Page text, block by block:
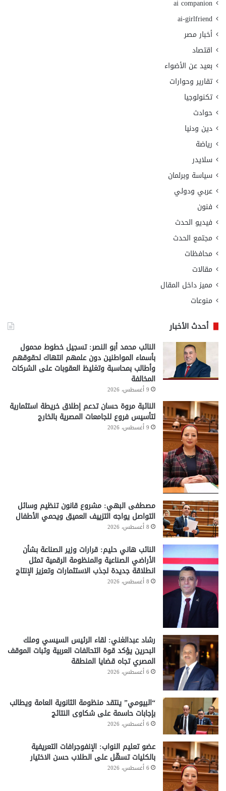
ai companion
ai-girlfriend
أخبار مصر
اقتصاد
بعيد عن الأضواء
تقارير وحوارات
تكنولوجيا
حوادث
دين ودنيا
رياضة
سلايدر
سياسة وبرلمان
عربي ودولي
فنون
فيديو الحدث
مجتمع الحدث
محافظات
مقالات
مميز داخل المقال
منوعات
أحدث الأخبار
النائب محمد أبو النصر: تسجيل خطوط محمول
بأسماء المواطنين دون علمهم انتهاك لحقوقهم
وأطالب بمحاسبة وتغليظ العقوبات على الشركات
المخالفة
9 أغسطس، 2026
النائبة مروة حسان تدعم إطلاق خريطة استثمارية
لتأسيس فروع للجامعات المصرية بالخارج
9 أغسطس، 2026
مصطفى البهي: مشروع قانون تنظيم وسائل
التواصل يواجه التزييف العميق ويحمي الأطفال
8 أغسطس، 2026
النائب هاني حليم: قرارات وزير الصناعة بشأن
الأراضي الصناعية والمنظومة الرقمية تمثل
انطلاقة جديدة لجذب الاستثمارات وتعزيز الإنتاج
8 أغسطس، 2026
رشاد عبدالغني: لقاء الرئيس السيسي وملك
البحرين يؤكد قوة التحالفات العربية وثبات الموقف
المصري تجاه قضايا المنطقة
6 أغسطس، 2026
“البيومي” ينتقد منظومة الثانوية العامة ويطالب
بإجابات حاسمة على شكاوى النتائج
6 أغسطس، 2026
عضو تعليم النواب: الإنفوجرافات التعريفية
بالكليات تسهّل على الطلاب حسن الاختيار
6 أغسطس، 2026